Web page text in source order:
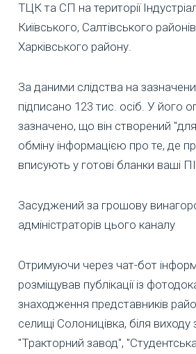
ТЦК та СП на території
Київського, Салтівського
Харківського району.
За даними слідства на
підписано 123 тис. осіб. У його
зазначено, що він створений
обміну інформацією про те, де
вписують у готові бланки ваші
Засуджений за грошову
адміністраторів цього каналу
Отримуючи через чат-бот
розміщував публікації із
знаходження представників
селищі Солоницівка, біля виходу
"Тракторний завод",